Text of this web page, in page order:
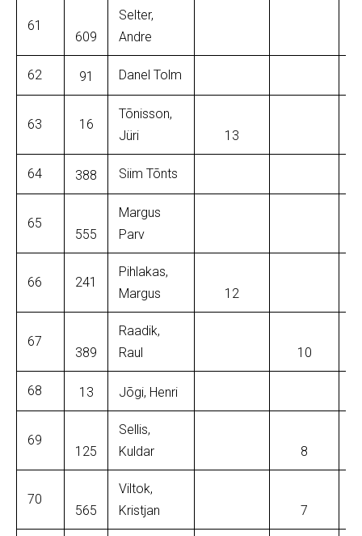
61
609
Selter,
Andre
62 91 Danel Tolm
63 16
Tõnisson,
Jüri
13
64 388 Siim Tõnts
65
555
Margus
Parv
66 241
Pihlakas,
Margus
12
67
389
Raadik,
Raul
10
68 13 Jõgi, Henri
69
125
Sellis,
Kuldar
8
70
565
Viltok,
Kristjan
7